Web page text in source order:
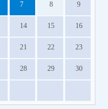
7 8 9
14 15 16
21 22 23
28 29 30